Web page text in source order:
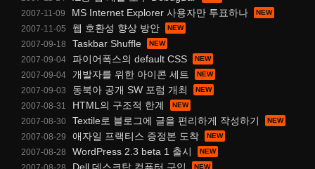
2007-11-09 MS Internet Explorer 사용자만 투표하나
2007-11-05 웹 호환성 향상 방안
2007-09-18 Taskbar Shuffle
2007-09-04 파이어폭스의 default CSS
2007-09-04 개발자를 위한 아이콘 세트
2007-09-03 동북아 공개 SW 포럼 개최
2007-08-31 HTML의 구조적 한계
2007-08-30 Textile로 블로그에 글을 편리하게 작성하기
2007-08-29 애자일 프랙티스 증정본 도착
2007-08-28 WordPress 2.3 beta 1 출시